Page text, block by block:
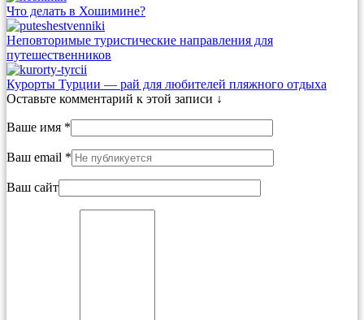
Что делать в Хошимине?
Неповторимые туристические направления для
путешественников
Курорты Турции — рай для любителей пляжного отдыха
Оставьте комментарий к этой записи ↓
Ваше имя *
Ваш email *
Ваш сайт